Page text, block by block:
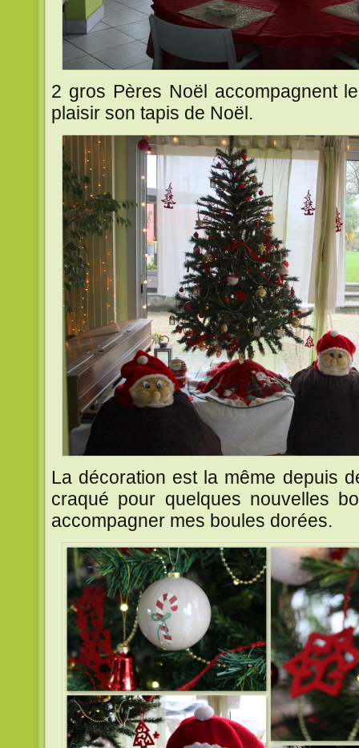
2 gros Pères Noël accompagnent
plaisir son tapis de Noël.
La décoration est la même depuis
craqué pour quelques nouvelles
accompagner mes boules dorées.